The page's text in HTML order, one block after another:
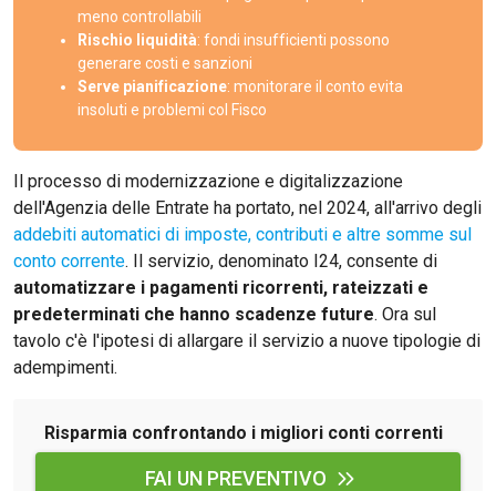
meno controllabili
Rischio liquidità: fondi insufficienti possono
generare costi e sanzioni
Serve pianificazione: monitorare il conto evita
insoluti e problemi col Fisco
Il processo di modernizzazione e digitalizzazione
dell'Agenzia delle Entrate ha portato, nel 2024, all'arrivo degli
addebiti automatici di imposte, contributi e altre somme sul
conto corrente. Il servizio, denominato I24, consente di
automatizzare i pagamenti ricorrenti, rateizzati e
predeterminati che hanno scadenze future. Ora sul
tavolo c'è l'ipotesi di allargare il servizio a nuove tipologie di
adempimenti.
Risparmia confrontando i migliori conti correnti
FAI UN PREVENTIVO